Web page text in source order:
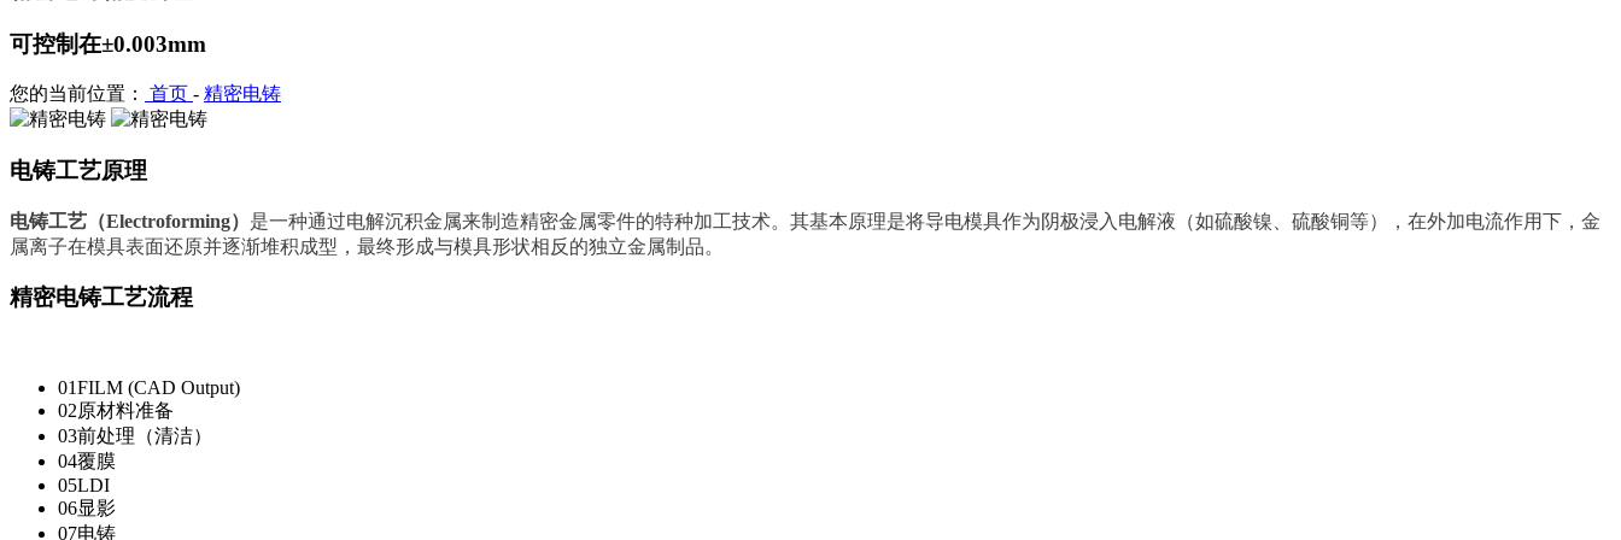
可控制在±0.003mm
您的当前位置： 首页 - 精密电铸
电铸工艺原理
电铸工艺（Electroforming） 是一种通过电解沉积金属来制造精密金属零件的特种加工技术。其基本原理是将导电模具作为阴极浸入电解液（如硫酸镍、硫酸铜等），在外加电流作用下，金
属离子在模具表面还原并逐渐堆积成型，最终形成与模具形状相反的独立金属制品。
精密电铸工艺流程
01FILM (CAD Output)
02原材料准备
03前处理（清洁）
04覆膜
05LDI
06显影
07电铸